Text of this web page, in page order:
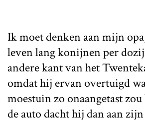
Ik moet denken aan mijn
leven lang konijnen per
andere kant van het
omdat hij ervan overtuigd
moestuin zo onaangetast
de auto dacht hij dan aan